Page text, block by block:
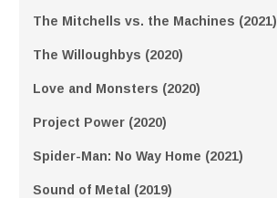
The Mitchells vs. the Machines (2021)
The Willoughbys (2020)
Love and Monsters (2020)
Project Power (2020)
Spider-Man: No Way Home (2021)
Sound of Metal (2019)